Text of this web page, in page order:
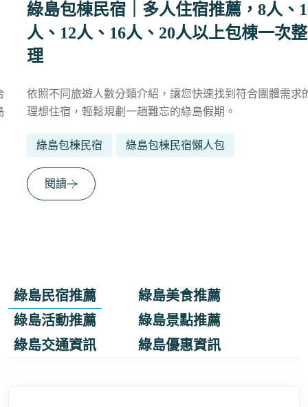
綠島包棟民宿｜多人住宿推薦，8人、10
人、12人、16人、20人以上包棟一次整
依照不同旅遊人數分類介紹，讓您快速找到符合團體需求的
理想住宿，輕鬆規劃一趟難忘的綠島假期。
綠島包棟民宿 綠島包棟民宿懶人包
閱讀
綠島民宿推薦
綠島美食推薦
綠島活動推薦
綠島景點推薦
綠島交通資訊
綠島優惠資訊